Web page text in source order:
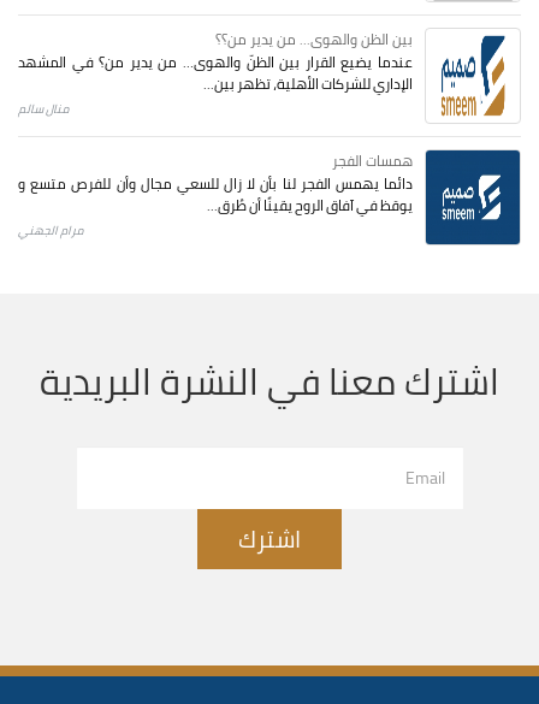
بين الظن والهوى... من يدير من؟؟
عندما يضيع القرار بين الظنّ والهوى… من يدير من؟ في المشهد
الإداري للشركات الأهلية، تظهر بين...
منال سالم
همسات الفجر
دائما يهمس الفجر لنا بأن لا زال للسعي مجال وأن للفرص متسع و
يوقظ في آفاق الروح يقينًا أن طُرق...
مرام الجهني
اشترك معنا في النشرة البريدية
اشترك